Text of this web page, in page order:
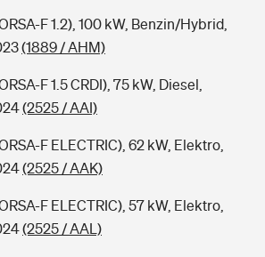
F 1.2), 100 kW, Benzin/Hybrid,
(1889 / AHM)
F 1.5 CRDI), 75 kW, Diesel,
(2525 / AAI)
F ELECTRIC), 62 kW, Elektro,
(2525 / AAK)
F ELECTRIC), 57 kW, Elektro,
(2525 / AAL)